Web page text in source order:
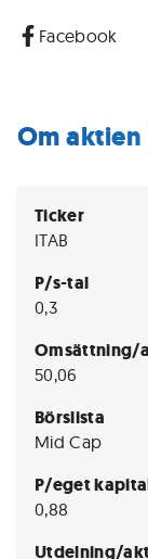
Facebook
Om aktien
Ticker
ITAB
P/s-tal
0,3
Omsättning/
50,06
Börslista
Mid Cap
P/eget
0,88
Utdelning/